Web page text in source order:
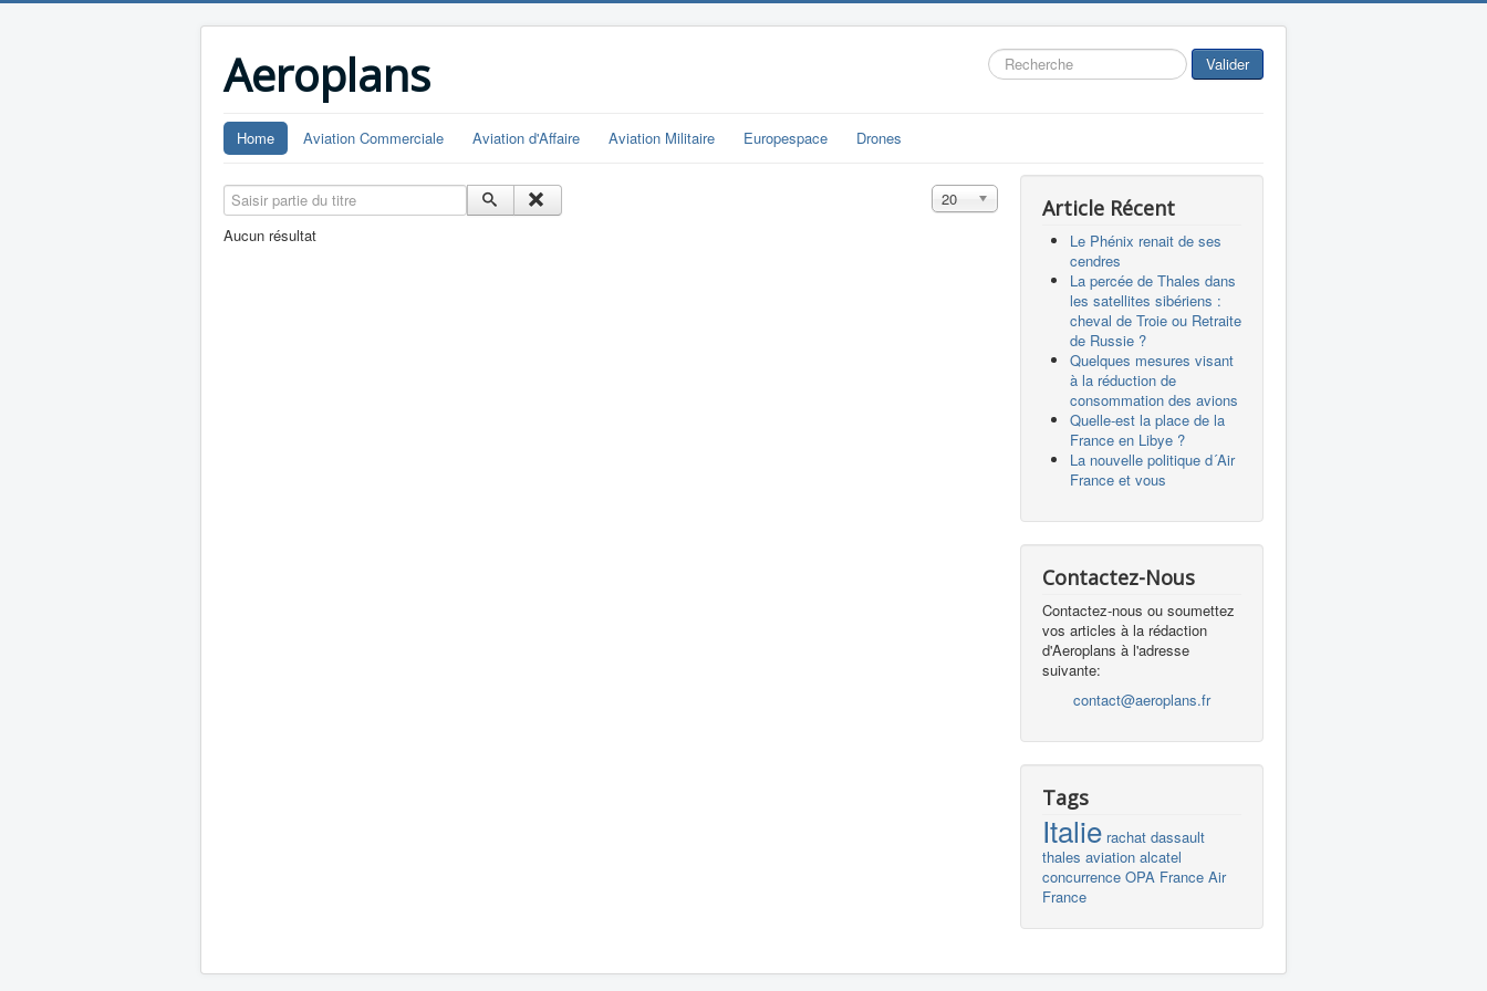
Aeroplans Rechercher Valider
Home Aviation Commerciale Aviation d'Affaire Aviation Militaire Europespace Drones
Saisir partie du titre Affichage #
20
Aucun résultat
Article Récent
Le Phénix renait de ses
cendres
La percée de Thales dans
les satellites sibériens :
cheval de Troie ou Retraite
de Russie ?
Quelques mesures visant
à la réduction de
consommation des avions
Quelle-est la place de la
France en Libye ?
La nouvelle politique d´Air
France et vous
Contactez-Nous
Contactez-nous ou soumettez
vos articles à la rédaction
d'Aeroplans à l'adresse
suivante:
contact@aeroplans.fr
Tags
Italie rachat dassault
thales aviation alcatel
concurrence OPA France Air
France